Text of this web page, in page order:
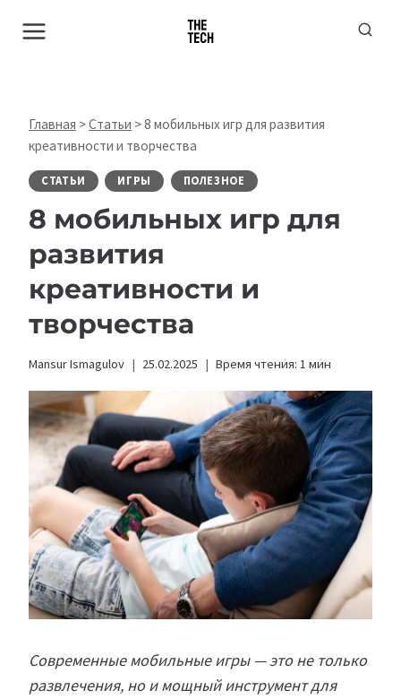
Главная >Статьи >8 мобильных игр для развития
креативности и творчества
СТАТЬИ ИГРЫ ПОЛЕЗНОЕ
8 мобильных игр для
развития
креативности и
творчества
Mansur Ismagulov 25.02.2025 Время чтения: 1 мин
Современные мобильные игры — это не только
развлечения, но и мощный инструмент для